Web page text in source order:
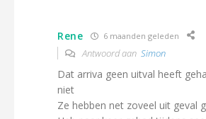
Rene 6 maanden geleden
Antwoord aan Simon
Dat arriva geen uitval heeft
niet
Ze hebben net zoveel uit geval